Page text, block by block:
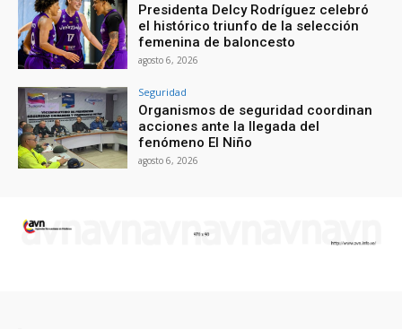
Presidenta Delcy Rodríguez celebró
el histórico triunfo de la selección
femenina de baloncesto
agosto 6, 2026
Seguridad
Organismos de seguridad coordinan
acciones ante la llegada del
fenómeno El Niño
agosto 6, 2026